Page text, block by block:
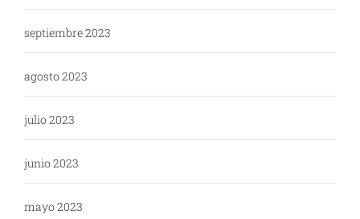
septiembre 2023
agosto 2023
julio 2023
junio 2023
mayo 2023